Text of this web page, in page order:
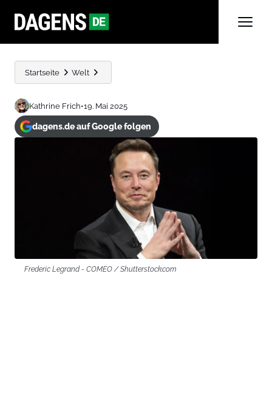
Startseite Welt
Kathrine Frich•19. Mai 2025
dagens.de auf Google folgen
Frederic Legrand - COMEO / Shutterstock.com